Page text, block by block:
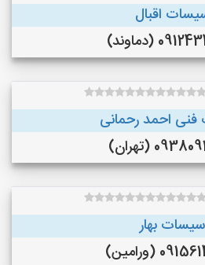
اقبال
(دماوند)
فنی احمد رحمانی
(تهران)
بهار
(ورامین)